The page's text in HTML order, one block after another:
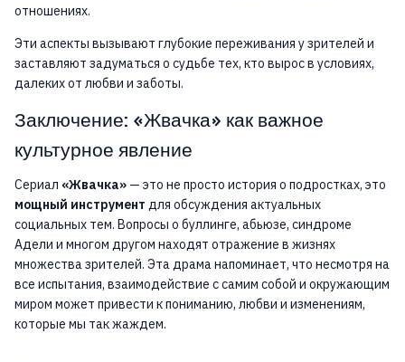
отношениях.
Эти аспекты вызывают глубокие переживания у зрителей и
заставляют задуматься о судьбе тех, кто вырос в условиях,
далеких от любви и заботы.
Заключение: «Жвачка» как важное
культурное явление
Сериал «Жвачка» — это не просто история о подростках, это
мощный инструмент для обсуждения актуальных
социальных тем. Вопросы о буллинге, абьюзе, синдроме
Адели и многом другом находят отражение в жизнях
множества зрителей. Эта драма напоминает, что несмотря на
все испытания, взаимодействие с самим собой и окружающим
миром может привести к пониманию, любви и изменениям,
которые мы так жаждем.